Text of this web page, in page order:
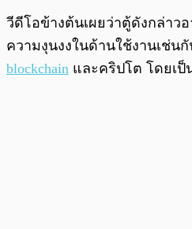
วีดีโอข้างต้นเผยว่าตู้ดังกล่าว
ความงุนงงในด้านใช้งานเช่น
blockchain และคริปโต โดยเ